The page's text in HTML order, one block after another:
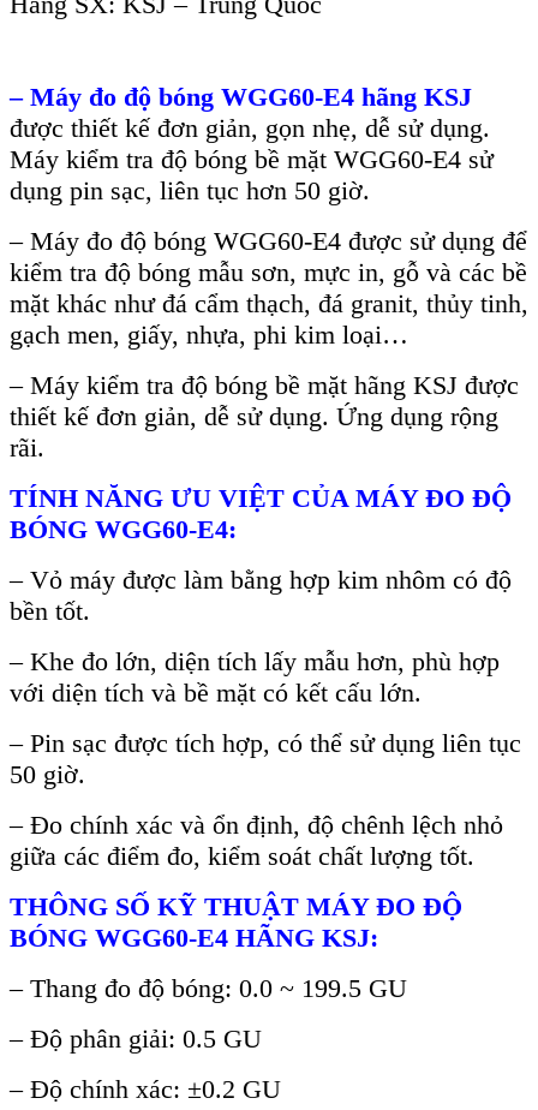
– Máy đo độ bóng WGG60-E4 hãng KSJ
được thiết kế đơn giản, gọn nhẹ, dễ sử dụng.
Máy kiểm tra độ bóng bề mặt WGG60-E4 sử
dụng pin sạc, liên tục hơn 50 giờ.
– Máy đo độ bóng WGG60-E4 được sử dụng để
kiểm tra độ bóng mẫu sơn, mực in, gỗ và các bề
mặt khác như đá cẩm thạch, đá granit, thủy tinh,
gạch men, giấy, nhựa, phi kim loại…
–Máy kiểm tra độ bóng bề mặt hãng KSJ được
thiết kế đơn giản, dễ sử dụng. Ứng dụng rộng
rãi.
TÍNH NĂNG ƯU VIỆT CỦA MÁY ĐO ĐỘ
BÓNG WGG60-E4:
– Vỏ máy được làm bằng hợp kim nhôm có độ
bền tốt.
–Khe đo lớn, diện tích lấy mẫu hơn, phù hợp
với diện tích và bề mặt có kết cấu lớn.
–Pin sạc được tích hợp, có thể sử dụng liên tục
50 giờ.
–Đo chính xác và ổn định, độ chênh lệch nhỏ
giữa các điểm đo, kiểm soát chất lượng tốt.
THÔNG SỐ KỸ THUẬT MÁY ĐO ĐỘ
BÓNG WGG60-E4 HÃNG KSJ:
– Thang đo độ bóng: 0.0 ~ 199.5 GU
– Độ phân giải: 0.5 GU
–Độ chính xác: ±0.2 GU